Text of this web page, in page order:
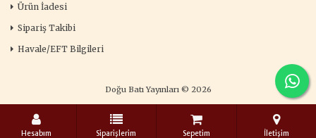
Hesabım Siparişlerim Sepetim İletişim
Ürün İadesi
Sipariş Takibi
Havale/EFT Bilgileri
Doğu Batı Yayınları © 2026